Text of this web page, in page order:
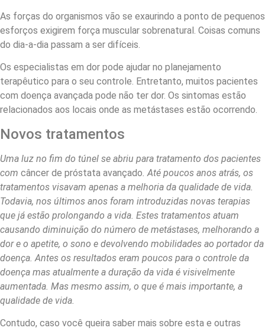
As forças do organismos vão se exaurindo a ponto de pequenos
esforços exigirem força muscular sobrenatural. Coisas comuns
do dia-a-dia passam a ser difíceis.
Os especialistas em dor pode ajudar no planejamento
terapêutico para o seu controle. Entretanto, muitos pacientes
com doença avançada pode não ter dor. Os sintomas estão
relacionados aos locais onde as metástases estão ocorrendo.
Novos tratamentos
Uma luz no fim do túnel se abriu para tratamento dos pacientes
com câncer de próstata avançado . Até poucos anos atrás, os
tratamentos visavam apenas a melhoria da qualidade de vida.
Todavia, nos últimos anos foram introduzidas novas terapias
que já estão prolongando a vida. Estes tratamentos atuam
causando diminuição do número de metástases, melhorando a
dor e o apetite, o sono e devolvendo mobilidades ao portador da
doença. Antes os resultados eram poucos para o controle da
doença mas atualmente a duração da vida é visivelmente
aumentada. Mas mesmo assim, o que é mais importante, a
qualidade de vida.
Contudo, caso você queira saber mais sobre esta e outras